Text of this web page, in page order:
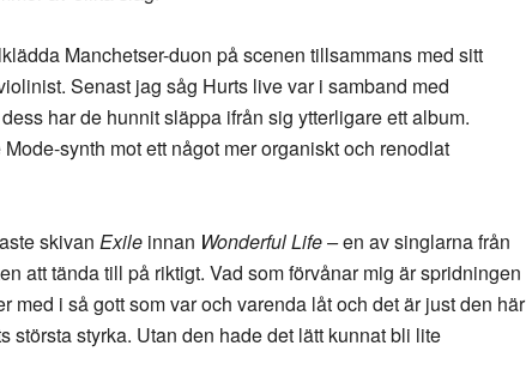
Manchetser-duon på scenen tillsammans med sitt
Senast jag såg Hurts live var i samband med
har de hunnit släppa ifrån sig ytterligare ett album.
synth mot ett något mer organiskt och renodlat
skivan Exile innan Wonderful Life –en av singlarna från
att tända till på riktigt. Vad som förvånar mig är spridningen
med i så gott som var och varenda låt och det är just den här
största styrka. Utan den hade det lätt kunnat bli lite